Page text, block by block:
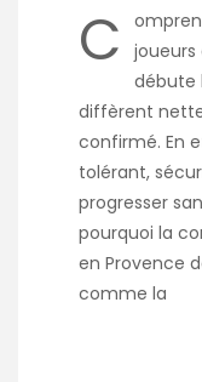
C
joueurs
débute
diffèrent
confirmé. En
tolérant,
progresser
pourquoi la
en Provence
comme la